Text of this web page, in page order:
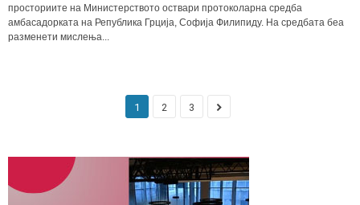
просториите на Министерството оствари протоколарна средба
амбасадорката на Република Грција, Софија Филипиду. На средбата беа
разменети мислења...
1 2 3